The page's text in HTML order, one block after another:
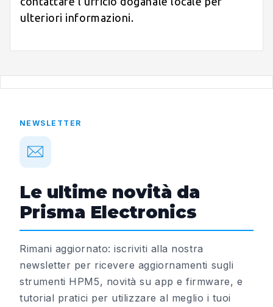
ulteriori informazioni.
NEWSLETTER
Le ultime novità da
Prisma Electronics
Rimani aggiornato: iscriviti alla nostra
newsletter per ricevere aggiornamenti sugli
strumenti HPM5, novità su app e firmware, e
tutorial pratici per utilizzare al meglio i tuoi